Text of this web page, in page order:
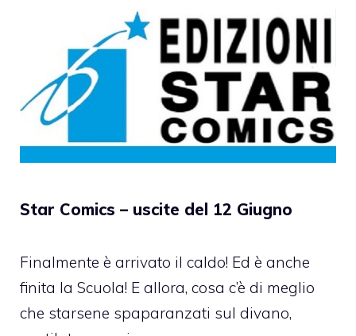
Star Comics – uscite del 12 Giugno
Finalmente è arrivato il caldo! Ed è anche
finita la Scuola! E allora, cosa c’è di meglio
che starsene spaparanzati sul divano,